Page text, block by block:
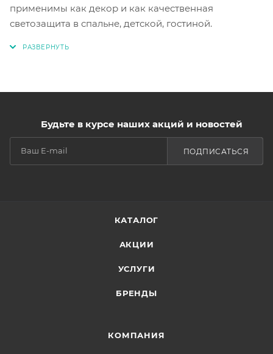
применимы как декор и как качественная
светозащита в спальне, детской, гостиной.
Будьте в курсе наших акций и новостей
ПОДПИСАТЬСЯ
КАТАЛОГ
АКЦИИ
УСЛУГИ
БРЕНДЫ
КОМПАНИЯ